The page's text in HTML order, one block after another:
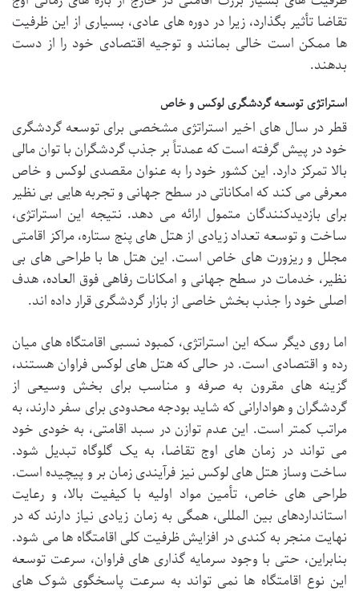
تقاضا تأثیر بگذارد، زیرا در دوره های عادی، بسیاری از این ظرفیت
ها ممکن است خالی بمانند و توجیه اقتصادی خود را از دست
بدهند.
استراتژی توسعه گردشگری لوکس و خاص
قطر در سال های اخیر استراتژی مشخصی برای توسعه گردشگری
خود در پیش گرفته است که عمدتاً بر جذب گردشگران با توان مالی
بالا تمرکز دارد. این کشور خود را به عنوان مقصدی لوکس و خاص
معرفی می کند که امکاناتی در سطح جهانی و تجربه هایی بی نظیر
برای بازدیدکنندگان متمول ارائه می دهد. نتیجه این استراتژی،
ساخت و توسعه تعداد زیادی از هتل های پنج ستاره، مراکز اقامتی
مجلل و ریزورت های خاص است. این هتل ها با طراحی های بی
نظیر، خدمات در سطح جهانی و امکانات رفاهی فوق العاده، هدف
اصلی خود را جذب بخش خاصی از بازار گردشگری قرار داده اند.
اما روی دیگر سکه این استراتژی، کمبود نسبی اقامتگاه های میان
رده و اقتصادی است. در حالی که هتل های لوکس فراوان هستند،
گزینه های مقرون به صرفه و مناسب برای بخش وسیعی از
گردشگران و هوادارانی که شاید بودجه محدودی برای سفر دارند، به
مراتب کمتر است. این عدم توازن در سبد اقامتی، به خودی خود
می تواند در زمان های اوج تقاضا، به یک گلوگاه تبدیل شود.
ساخت وساز هتل های لوکس نیز فرآیندی زمان بر و پیچیده است.
طراحی های خاص، تأمین مواد اولیه با کیفیت بالا، و رعایت
استانداردهای بین المللی، همگی به زمان زیادی نیاز دارند که در
نهایت منجر به کندی در افزایش ظرفیت کلی اقامتگاه ها می شود.
بنابراین، حتی با وجود سرمایه گذاری های فراوان، سرعت توسعه
این نوع اقامتگاه ها نمی تواند به سرعت پاسخگوی شوک های